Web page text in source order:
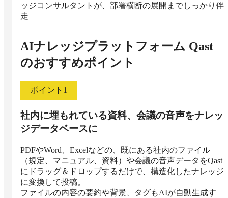
ッジコンサルタントが、部署横断の展開までしっかり伴
走
AIナレッジプラットフォーム Qast
のおすすめポイント
ポイント 1
社内に埋もれている資料、会議の音声をナレッ
ジデータベースに
PDFやWord、Excelなどの、既にある社内のファイル
（規定、マニュアル、資料）や会議の音声データをQast
にドラッグ＆ドロップするだけで、構造化したナレッジ
に変換して投稿。
ファイルの内容の要約や背景、タグもAIが自動生成す